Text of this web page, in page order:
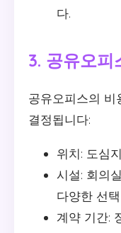
다.
3. 공유오
공유오피스의 비
결정됩니다:
위치: 도심
시설: 회의
다양한 선
계약 기간: